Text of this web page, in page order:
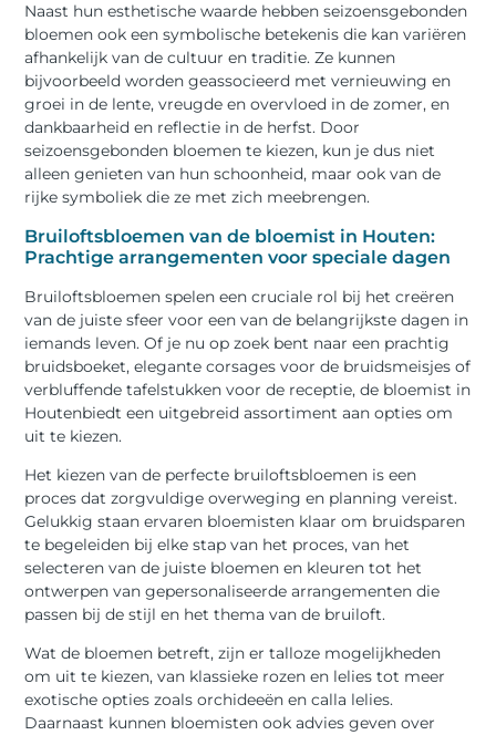
Naast hun esthetische waarde hebben seizoensgebonden
bloemen ook een symbolische betekenis die kan variëren
afhankelijk van de cultuur en traditie. Ze kunnen
bijvoorbeeld worden geassocieerd met vernieuwing en
groei in de lente, vreugde en overvloed in de zomer, en
dankbaarheid en reflectie in de herfst. Door
seizoensgebonden bloemen te kiezen, kun je dus niet
alleen genieten van hun schoonheid, maar ook van de
rijke symboliek die ze met zich meebrengen.
Bruiloftsbloemen van de bloemist in Houten:
Prachtige arrangementen voor speciale dagen
Bruiloftsbloemen spelen een cruciale rol bij het creëren
van de juiste sfeer voor een van de belangrijkste dagen in
iemands leven. Of je nu op zoek bent naar een prachtig
bruidsboeket, elegante corsages voor de bruidsmeisjes of
verbluffende tafelstukken voor de receptie, de bloemist in
Houtenbiedt een uitgebreid assortiment aan opties om
uit te kiezen.
Het kiezen van de perfecte bruiloftsbloemen is een
proces dat zorgvuldige overweging en planning vereist.
Gelukkig staan ervaren bloemisten klaar om bruidsparen
te begeleiden bij elke stap van het proces, van het
selecteren van de juiste bloemen en kleuren tot het
ontwerpen van gepersonaliseerde arrangementen die
passen bij de stijl en het thema van de bruiloft.
Wat de bloemen betreft, zijn er talloze mogelijkheden
om uit te kiezen, van klassieke rozen en lelies tot meer
exotische opties zoals orchideeën en calla lelies.
Daarnaast kunnen bloemisten ook advies geven over